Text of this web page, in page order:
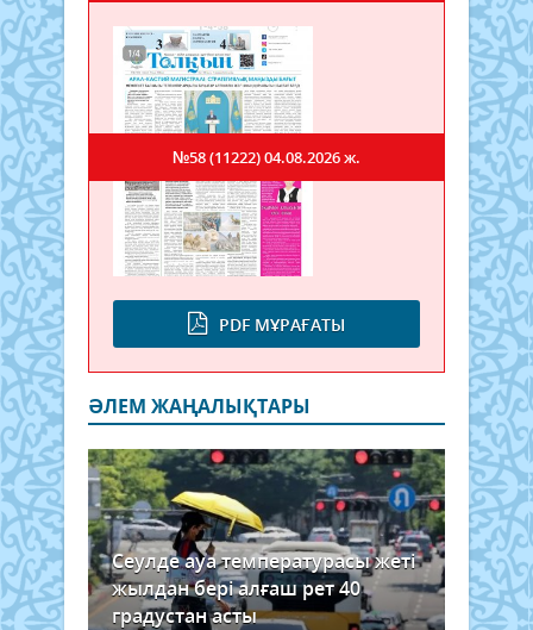
PDF МҰРАҒАТЫ
№58 (11222)04.08.2026 ж.
ӘЛЕМ ЖАҢАЛЫҚТАРЫ
Сеулде ауа температурасы жеті
жылдан бері алғаш рет 40
градустан асты